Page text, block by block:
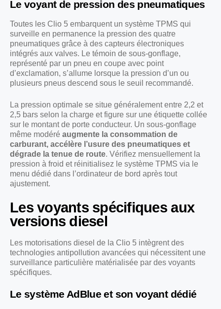
Le voyant de pression des pneumatiques
Toutes les Clio 5 embarquent un système TPMS qui
surveille en permanence la pression des quatre
pneumatiques grâce à des capteurs électroniques
intégrés aux valves. Le témoin de sous-gonflage,
représenté par un pneu en coupe avec point
d’exclamation, s’allume lorsque la pression d’un ou
plusieurs pneus descend sous le seuil recommandé.
La pression optimale se situe généralement entre 2,2 et
2,5 bars selon la charge et figure sur une étiquette collée
sur le montant de porte conducteur. Un sous-gonflage
même modéré augmente la consommation de
carburant, accélère l’usure des pneumatiques et
dégrade la tenue de route. Vérifiez mensuellement la
pression à froid et réinitialisez le système TPMS via le
menu dédié dans l’ordinateur de bord après tout
ajustement.
Les voyants spécifiques aux
versions diesel
Les motorisations diesel de la Clio 5 intègrent des
technologies antipollution avancées qui nécessitent une
surveillance particulière matérialisée par des voyants
spécifiques.
Le système AdBlue et son voyant dédié